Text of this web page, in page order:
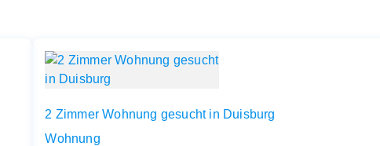
2 Zimmer Wohnung gesucht in Duisburg
Wohnung